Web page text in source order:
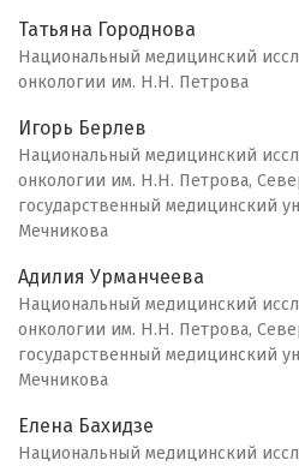
Татьяна Городнова
Национальный медицинский
онкологии им. Н.Н. Петрова
Игорь Берлев
Национальный медицинский
онкологии им. Н.Н. Петрова,
государственный медицинский
Мечникова
Адилия Урманчеева
Национальный медицинский
онкологии им. Н.Н. Петрова,
государственный медицинский
Мечникова
Елена Бахидзе
Национальный медицинский